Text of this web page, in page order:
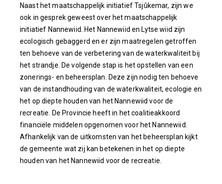
Naast het maatschappelijk initiatief Tsjûkemar, zijn we
ook in gesprek geweest over het maatschappelijk
initiatief Nannewiid. Het Nannewiid en Lytse wiid zijn
ecologisch gebaggerd en er zijn maatregelen getroffen
ten behoeve van de verbetering van de waterkwaliteit bij
het strandje. De volgende stap is het opstellen van een
zonerings- en beheersplan. Deze zijn nodig ten behoeve
van de instandhouding van de waterkwaliteit, ecologie en
het op diepte houden van het Nannewiid voor de
recreatie. De Provincie heeft in het coalitieakkoord
financiële middelen opgenomen voor het Nannewiid.
Afhankelijk van de uitkomsten van het beheersplan kijkt
de gemeente wat zij kan betekenen in het op diepte
houden van het Nannewiid voor de recreatie.